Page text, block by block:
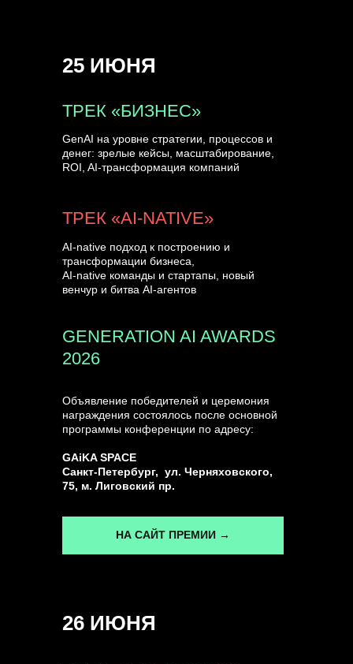
Объявление победителей и церемония
награждения состоялось после основной
программы конференции по адресу:
GAiKA SPACE
Санкт-Петербург, ул. Черняховского,
75, м. Лиговский пр.
ТРЕК «БИЗНЕС»
GENERATION AI AWARDS
2026
GenAI на уровне стратегии, процессов и
денег: зрелые кейсы, масштабирование,
ROI, AI-трансформация компаний
AI-native подход к построению и
трансформации бизнеса,
AI-native команды и стартапы, новый
венчур и битва AI-агентов
ТРЕК «AI-NATIVE»
25 ИЮНЯ
26 ИЮНЯ
НА САЙТ ПРЕМИИ →
ГЕНЕРАЛЬНЫЙ ИНФОПАРТНЕР
СПИКЕРЫ